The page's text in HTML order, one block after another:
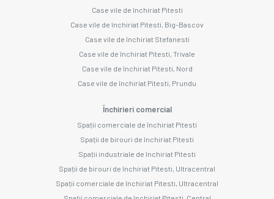
Case vile de închiriat Pitesti
Case vile de închiriat Pitesti, Big-Bascov
Case vile de închiriat Stefanesti
Case vile de închiriat Pitesti, Trivale
Case vile de închiriat Pitesti, Nord
Case vile de închiriat Pitesti, Prundu
Închirieri comercial
Spații comerciale de închiriat Pitesti
Spații de birouri de închiriat Pitesti
Spații industriale de închiriat Pitesti
Spații de birouri de închiriat Pitesti, Ultracentral
Spații comerciale de închiriat Pitesti, Ultracentral